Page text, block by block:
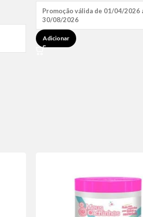
Promoção válida de 01/04/2026
30/08/2026
Adicionar